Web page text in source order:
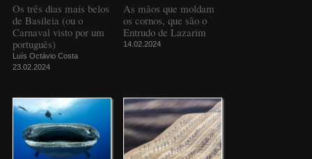
Os três dias mais belos
de Basileia (ou o
Carnaval visto por um
português)
Luís Octávio Costa
23.02.2024
As mãos que moldam
os cornos, que são o
Entrudo de Lazarim
14.02.2024